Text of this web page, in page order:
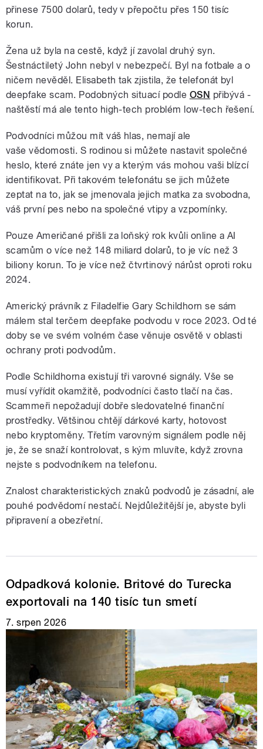
přinese 7500 dolarů, tedy v přepočtu přes 150 tisíc
korun.
Žena už byla na cestě, když jí zavolal druhý syn.
Šestnáctiletý John nebyl v nebezpečí. Byl na fotbale a o
ničem nevěděl. Elisabeth tak zjistila, že telefonát byl
deepfake scam. Podobných situací podle OSN přibývá -
naštěstí má ale tento high-tech problém low-tech řešení.
Podvodníci můžou mít váš hlas, nemají ale
vaše vědomosti. S rodinou si můžete nastavit společné
heslo, které znáte jen vy a kterým vás mohou vaši blízcí
identifikovat. Při takovém telefonátu se jich můžete
zeptat na to, jak se jmenovala jejich matka za svobodna,
váš první pes nebo na společné vtipy a vzpomínky.
Pouze Američané přišli za loňský rok kvůli online a AI
scamům o více než 148 miliard dolarů, to je víc než 3
biliony korun. To je více než čtvrtinový nárůst oproti roku
2024.
Americký právník z Filadelfie Gary Schildhorn se sám
málem stal terčem deepfake podvodu v roce 2023. Od té
doby se ve svém volném čase věnuje osvětě v oblasti
ochrany proti podvodům.
Podle Schildhorna existují tři varovné signály. Vše se
musí vyřídit okamžitě, podvodníci často tlačí na čas.
Scammeři nepožadují dobře sledovatelné finanční
prostředky. Většinou chtějí dárkové karty, hotovost
nebo kryptoměny. Třetím varovným signálem podle něj
je, že se snaží kontrolovat, s kým mluvíte, když zrovna
nejste s podvodníkem na telefonu.
Znalost charakteristických znaků podvodů je zásadní, ale
pouhé podvědomí nestačí. Nejdůležitější je, abyste byli
připravení a obezřetní.
Odpadková kolonie. Britové do Turecka
exportovali na 140 tisíc tun smetí
7. srpen 2026